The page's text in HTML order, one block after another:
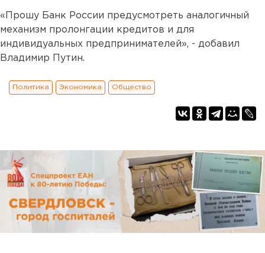
«Прошу Банк России предусмотреть аналогичный
механизм пролонгации кредитов и для
индивидуальных предпринимателей», - добавил
Владимир Путин.
Политика Экономика Общество